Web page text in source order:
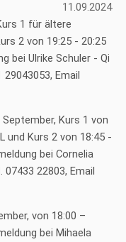
11.09.2024
1 für ältere
2 von 19:25 - 20:25
bei Ulrike Schuler - Qi
Email
Kurs 1 von
und Kurs 2 von 18:45 -
bei Cornelia
07433 22803, Email
von 18:00 –
bei Mihaela